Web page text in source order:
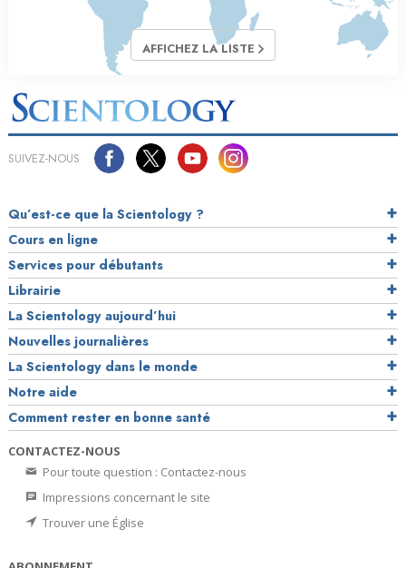
AFFICHEZ LA LISTE
SUIVEZ-NOUS
Qu’est-ce que la Scientology ?
Cours en ligne
Services pour débutants
Librairie
La Scientology aujourd’hui
Nouvelles journalières
La Scientology dans le monde
Notre aide
Comment rester en bonne santé
CONTACTEZ-NOUS
Pour toute question : Contactez-nous
Impressions concernant le site
Trouver une Église